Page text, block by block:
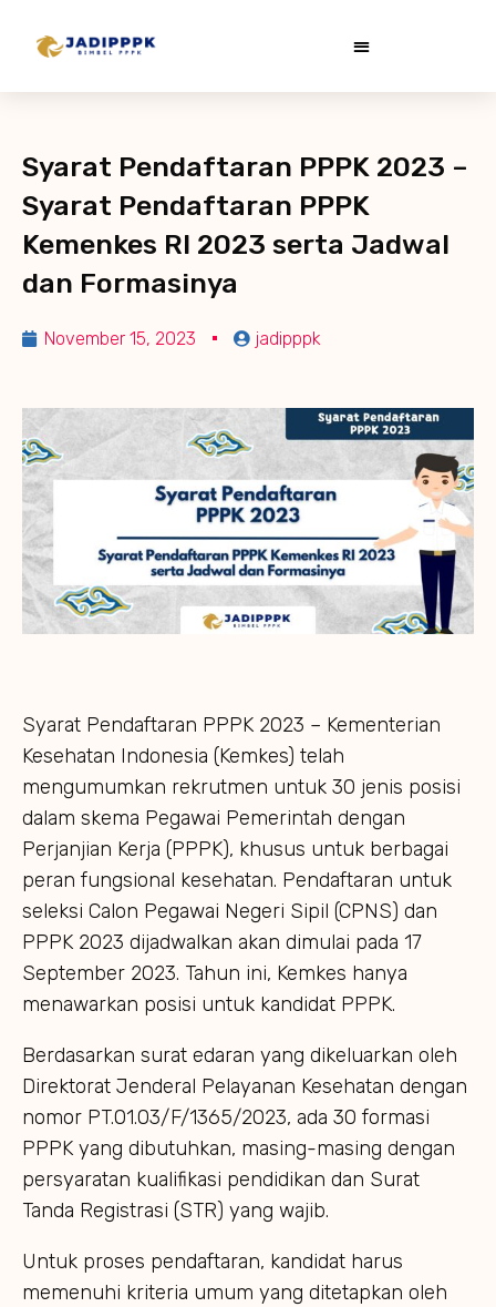
Syarat Pendaftaran PPPK 2023 –
Syarat Pendaftaran PPPK
Kemenkes RI 2023 serta Jadwal
dan Formasinya
November 15, 2023 jadipppk
Syarat Pendaftaran PPPK 2023 – Kementerian
Kesehatan Indonesia (Kemkes) telah
mengumumkan rekrutmen untuk 30 jenis posisi
dalam skema Pegawai Pemerintah dengan
Perjanjian Kerja (PPPK), khusus untuk berbagai
peran fungsional kesehatan. Pendaftaran untuk
seleksi Calon Pegawai Negeri Sipil (CPNS) dan
PPPK 2023 dijadwalkan akan dimulai pada 17
September 2023. Tahun ini, Kemkes hanya
menawarkan posisi untuk kandidat PPPK.
Berdasarkan surat edaran yang dikeluarkan oleh
Direktorat Jenderal Pelayanan Kesehatan dengan
nomor PT.01.03/F/1365/2023, ada 30 formasi
PPPK yang dibutuhkan, masing-masing dengan
persyaratan kualifikasi pendidikan dan Surat
Tanda Registrasi (STR) yang wajib.
Untuk proses pendaftaran, kandidat harus
memenuhi kriteria umum yang ditetapkan oleh